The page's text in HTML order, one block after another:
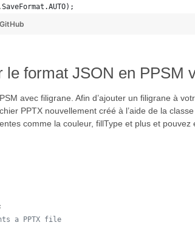
GitHub
format JSON en PPSM
avec filigrane. Afin d’ajouter un filigrane à
PPTX nouvellement créé à l’aide de la classe
comme la couleur, fillType et plus et pouvez
a PPTX file